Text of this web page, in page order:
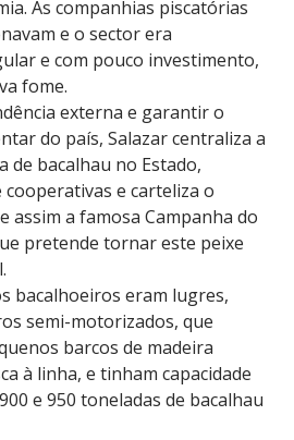
As companhias piscatórias
e o sector era
e com pouco investimento,
fome.
externa e garantir o
do país, Salazar centraliza a
de bacalhau no Estado,
e carteliza o
assim a famosa Campanha do
pretende tornar este peixe
bacalhoeiros eram lugres,
semi-motorizados, que
barcos de madeira
à linha, e tinham capacidade
e 950 toneladas de bacalhau